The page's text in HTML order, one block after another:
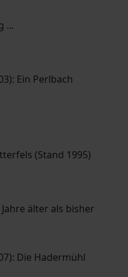
...
Ein Perlbach
(Stand 1995)
älter als bisher
Die Hadermühl